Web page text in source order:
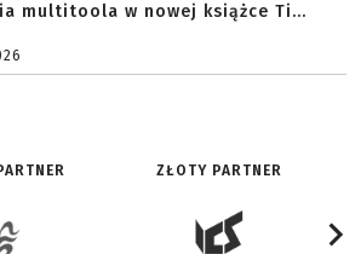
multitoola w nowej książce Ti...
ZŁOTY PARTNER